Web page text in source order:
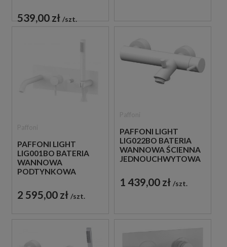
BIAŁA
539,00 zł szt.
PAFFONI LIGHT
LIG001BO BATERIA
WANNOWA
PODTYNKOWA
BIAŁA
2 595,00 zł szt.
PAFFONI LIGHT
LIG022BO BATERIA
WANNOWA ŚCIENNA
JEDNOUCHWYTOWA
1 439,00 zł szt.